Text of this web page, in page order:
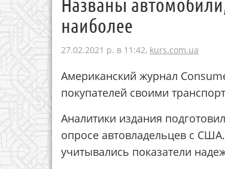
наиболее
27.02.2021 р. в 11:42, kurs.com.ua
Американский журнал
покупателей своими
Аналитики издания
опросе автовладельцев с
учитывались показатели